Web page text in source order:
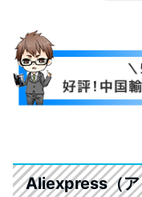
Aliexpress（ア